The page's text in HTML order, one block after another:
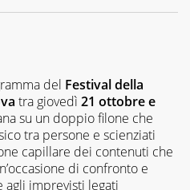
del Festival della
tra giovedì 21 ottobre e
su un doppio filone che
tra persone e scienziati
capillare dei contenuti che
di confronto e
agli imprevisti legati